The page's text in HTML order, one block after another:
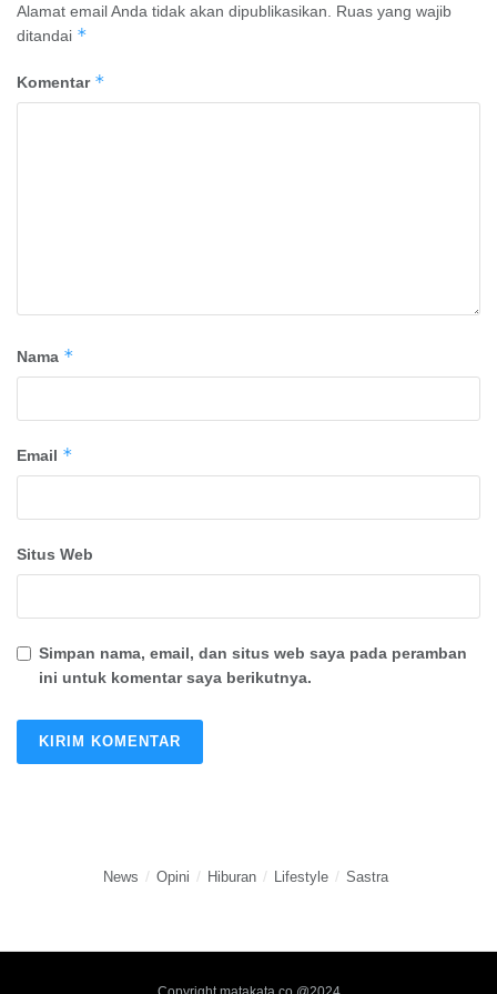
Alamat email Anda tidak akan dipublikasikan.
Ruas yang wajib
ditandai *
Komentar *
Nama *
Email *
Situs Web
Simpan nama, email, dan situs web saya pada peramban
ini untuk komentar saya berikutnya.
News Opini Hiburan Lifestyle Sastra